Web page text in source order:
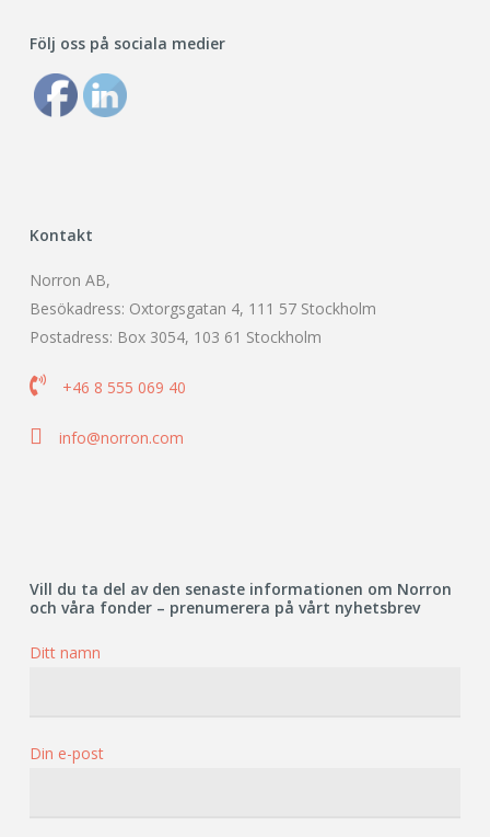
Följ oss på sociala medier
Kontakt
Norron AB,
Besökadress: Oxtorgsgatan 4, 111 57 Stockholm
Postadress: Box 3054, 103 61 Stockholm
 +46 8 555 069 40
 info@norron.com
Vill du ta del av den senaste informationen om Norron
och våra fonder – prenumerera på vårt nyhetsbrev
Ditt namn
Din e-post